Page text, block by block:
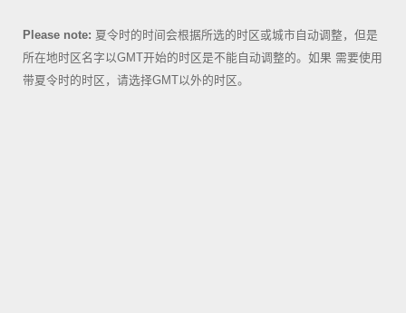
Please note: 夏令时的时间会根据所选的时区或城市自动调整，但是
所在地时区名字以GMT开始的时区是不能自动调整的。如果 需要使用
带夏令时的时区，请选择GMT以外的时区。